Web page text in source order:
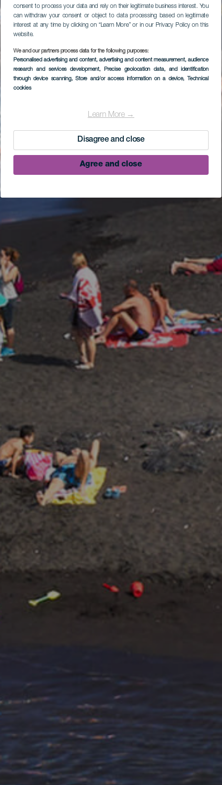
consent to process your data and rely on their legitimate business interest. You
can withdraw your consent or object to data processing based on legitimate
interest at any time by clicking on “Learn More” or in our Privacy Policy on this
website.
We and our partners process data for the following purposes:
Personalised advertising and content, advertising and content measurement, audience
research and services development, Precise geolocation data, and identification
through device scanning, Store and/or access information on a device, Technical
cookies
Learn More →
Disagree and close
Agree and close